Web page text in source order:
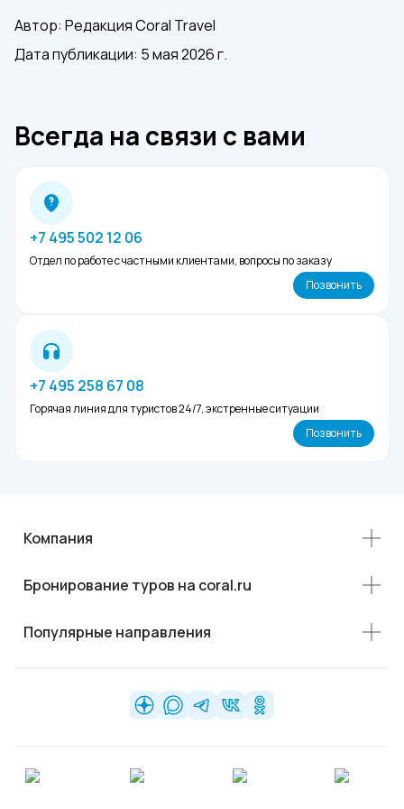
продавливается пальцем и издает
характерный запах. Горький привкус –
признак испорченного или зеленого фрукта,
Автор: Редакция Coral Travel
Дата публикации: 5 мая 2026 г.
Всегда на связи с вами
+7 495 502 12 06
Отдел по работе с частными клиентами, вопросы по заказу
Позвонить
+7 495 258 67 08
Горячая линия для туристов 24/7, экстренные ситуации
Позвонить
Компания
Бронирование туров на coral.ru
Популярные направления